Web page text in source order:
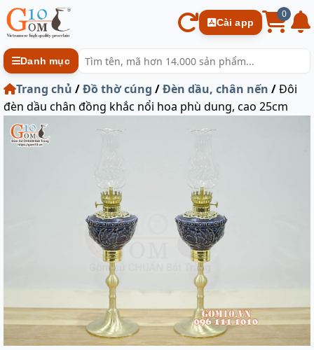
Cài app
0
Danh mục
Trang chủ /Đồ thờ cúng /Đèn dầu, chân nến /Đôi
đèn dầu chân đồng khắc nổi hoa phù dung, cao 25cm